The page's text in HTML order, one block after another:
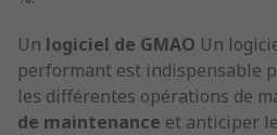
Un logiciel de GMAO Un
performant est indispensable
les différentes opérations de
de maintenance et anticiper